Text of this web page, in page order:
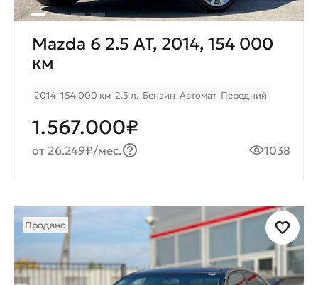
Mazda 6 2.5 AT, 2014, 154 000
км
2014 154 000 км 2.5 л. Бензин Автомат Передний
1.567.000₽
от 26.249₽/мес. 1038
Продано